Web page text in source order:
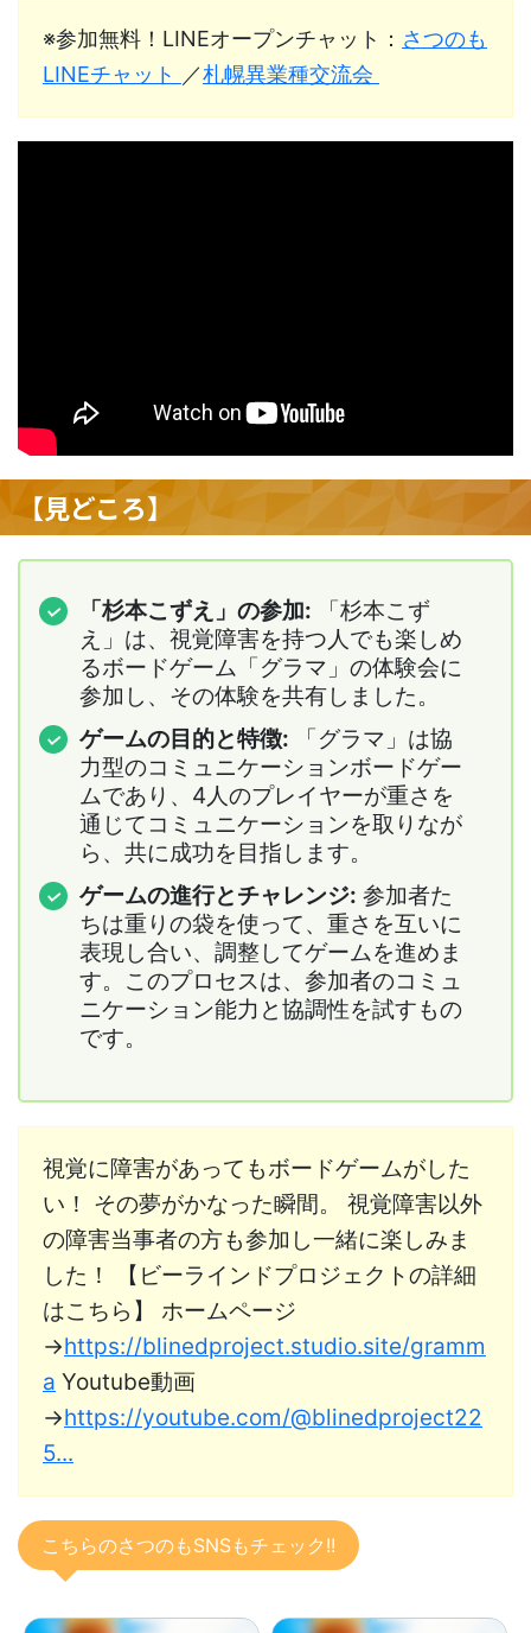
※参加無料！LINEオープンチャット： さつのも
LINEチャット ／札幌異業種交流会
【見どころ】
「杉本こずえ」の参加: 「杉本こず
え」は、視覚障害を持つ人でも楽しめ
るボードゲーム「グラマ」の体験会に
参加し、その体験を共有しました。
ゲームの目的と特徴: 「グラマ」は協
力型のコミュニケーションボードゲー
ムであり、4人のプレイヤーが重さを
通じてコミュニケーションを取りなが
ら、共に成功を目指します。
ゲームの進行とチャレンジ: 参加者た
ちは重りの袋を使って、重さを互いに
表現し合い、調整してゲームを進めま
す。このプロセスは、参加者のコミュ
ニケーション能力と協調性を試すもの
です。
視覚に障害があってもボードゲームがした
い！ その夢がかなった瞬間。 視覚障害以外
の障害当事者の方も参加し一緒に楽しみま
した！ 【ビーラインドプロジェクトの詳細
はこちら】 ホームページ
→https://blinedproject.studio.site/gramm
a Youtube動画
→https://youtube.com/@blinedproject22
5...
こちらのさつのもSNSもチェック!!